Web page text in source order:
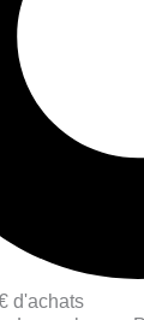
d'achats